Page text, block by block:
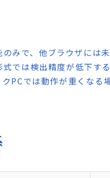
みで、他ブラウザには
では検出精度が低下す
PCでは動作が重くなる